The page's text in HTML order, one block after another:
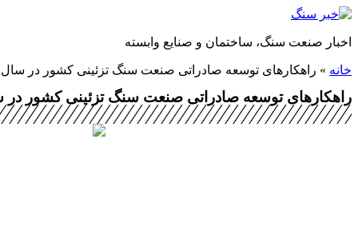
پرش
محتوا
اخبار صنعت سنگ، ساختمان و صنایع وابسته
خانه » راهکارهای توسعه صادراتی صنعت سنگ تزئینی کشور در سال
راهکارهای توسعه صادراتی صنعت سنگ تزئینی کشور در سال